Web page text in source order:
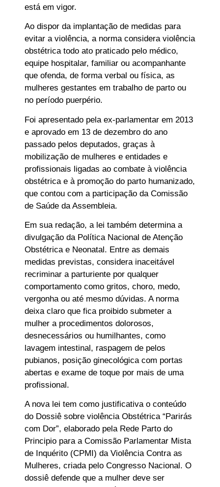
está em vigor.
Ao dispor da implantação de medidas para
evitar a violência, a norma considera violência
obstétrica todo ato praticado pelo médico,
equipe hospitalar, familiar ou acompanhante
que ofenda, de forma verbal ou física, as
mulheres gestantes em trabalho de parto ou
no período puerpério.
Foi apresentado pela ex-parlamentar em 2013
e aprovado em 13 de dezembro do ano
passado pelos deputados, graças à
mobilização de mulheres e entidades e
profissionais ligadas ao combate à violência
obstétrica e à promoção do parto humanizado,
que contou com a participação da Comissão
de Saúde da Assembleia.
Em sua redação, a lei também determina a
divulgação da Política Nacional de Atenção
Obstétrica e Neonatal. Entre as demais
medidas previstas, considera inaceitável
recriminar a parturiente por qualquer
comportamento como gritos, choro, medo,
vergonha ou até mesmo dúvidas. A norma
deixa claro que fica proibido submeter a
mulher a procedimentos dolorosos,
desnecessários ou humilhantes, como
lavagem intestinal, raspagem de pelos
pubianos, posição ginecológica com portas
abertas e exame de toque por mais de uma
profissional.
A nova lei tem como justificativa o conteúdo
do Dossiê sobre violência Obstétrica “Parirás
com Dor”, elaborado pela Rede Parto do
Principio para a Comissão Parlamentar Mista
de Inquérito (CPMI) da Violência Contra as
Mulheres, criada pelo Congresso Nacional. O
dossiê defende que a mulher deve ser